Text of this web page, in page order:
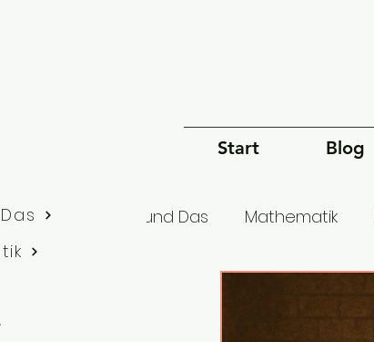
Start Blog
Artikel Dies und Das Mathematik